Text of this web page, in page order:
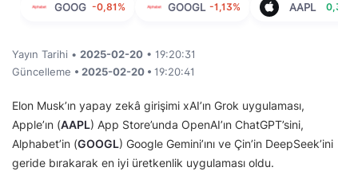
GOOG -0,81% GOOGL -1,13% AAPL 0,39%
Yayın Tarihi • 2025-02-20 • 19:20:31
Güncelleme • 2025-02-20 • 19:20:41
Elon Musk’ın yapay zekâ girişimi xAI’ın Grok uygulaması,
Apple’ın (AAPL) App Store’unda OpenAI’ın ChatGPT’sini,
Alphabet’in (GOOGL) Google Gemini’ını ve Çin’in DeepSeek’ini
geride bırakarak en iyi üretkenlik uygulaması oldu.